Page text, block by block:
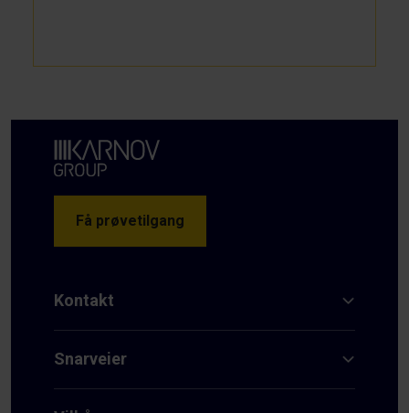
Få prøvetilgang
Kontakt
Snarveier